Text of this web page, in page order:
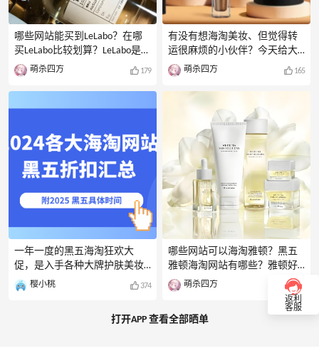
高返Nordstrom美国官网：暂时
未看到活动亚马逊海外购APP：
暂时未看到活动Selfridges英国
官网：暂时未看到活动其他直
邮网站，如24S，Harrods，
Unineed
哪些网站能买到LeLabo？在哪
买LeLabo比较划算？LeLabo是法
国一个高端小众香水品牌，价
位较高，香味很独特。今天就
给大家盘点几个能海淘LeLabo
香水的网站，文末还有LeLabo
海淘网站：CultBeauty特点：部
分商品支持直邮+双币信用卡付
款+不包关税说明：CultBeauty
是英国著名的美妆护肤品海淘
网站，可以海淘一些常见的美
妆品
萌杀四方 179
一年一度的黑五海淘狂欢大
促，是入手各种大牌护肤美妆
产品和服饰包袋最好的时间。
折扣力度大，赠品多，走55海
了2024年各大海淘网站黑五折
樱小桃 374
有没有想海淘美妆、但觉得转
运很麻烦的小伙伴？今天给大
家汇总了一些15家热门的美妆
直邮网站，大部分都比较好下
单，新手也能轻松买买买！英
国：1.LOOKFANTASTIC特点：部
分商品支持直邮+微信/支付宝
付款+不包关税说明：
LOOKFANTASTIC是英国知名的美
妆护肤网站，不仅有很多像
Nars、YSL、兰蔻、雅诗兰黛等
国际热门美妆品牌，还有英国
一些小众护肤品，不过平时下
单不包关税，如果怕被税可
萌杀四方 165
哪些网站可以海淘雅顿？黑五
雅顿海淘网站有哪些？雅顿好
用的产品可不少，特别是它家
胶囊精华，可以说是当家花旦
了。一般海淘雅顿都会去美国
官网，但近期雅顿美网有点傲
萌杀四方 209
打开APP 查看全部晒单
返利
客服